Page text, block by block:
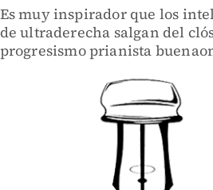
Es muy inspirador que los
de ultraderecha salgan del
progresismo prianista